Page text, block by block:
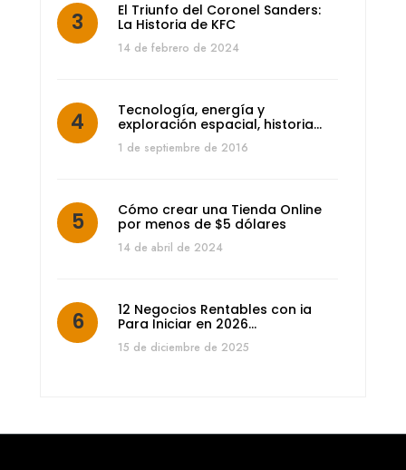
El Triunfo del Coronel Sanders:
La Historia de KFC
14 de febrero de 2024
Tecnología, energía y
exploración espacial, historia…
1 de septiembre de 2016
Cómo crear una Tienda Online
por menos de $5 dólares
14 de abril de 2024
12 Negocios Rentables con ia
Para Iniciar en 2026…
15 de diciembre de 2025